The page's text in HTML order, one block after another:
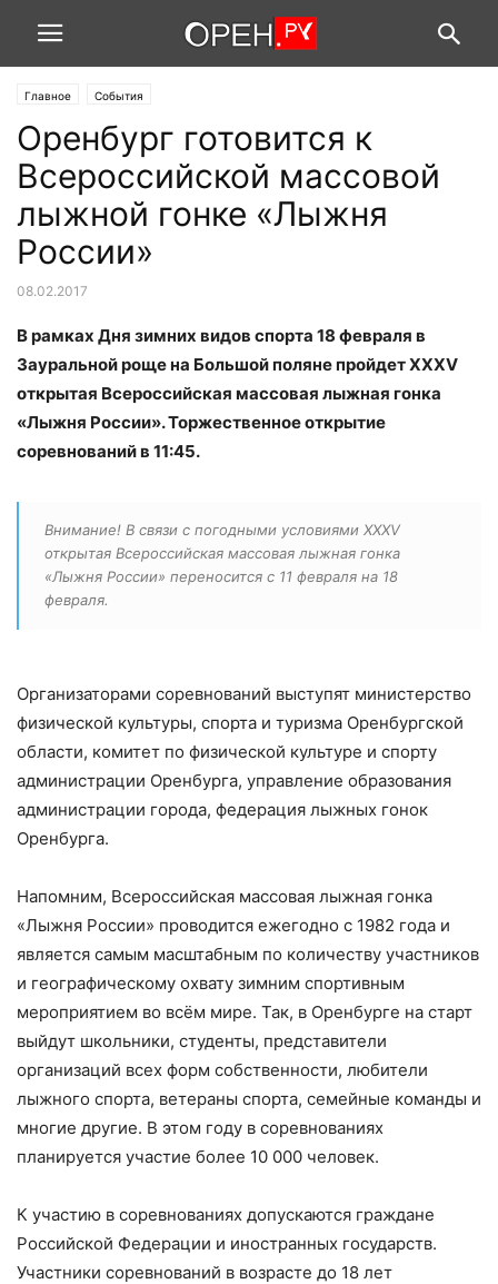
Главное События
Оренбург готовится к
Всероссийской массовой
лыжной гонке «Лыжня
России»
08.02.2017
В рамках Дня зимних видов спорта 18 февраля в
Зауральной роще на Большой поляне пройдет XXXV
открытая Всероссийская массовая лыжная гонка
«Лыжня России». Торжественное открытие
соревнований в 11:45.
Внимание! В связи с погодными условиями XXXV
открытая Всероссийская массовая лыжная гонка
«Лыжня России» переносится с 11 февраля на 18
февраля.
Организаторами соревнований выступят министерство
физической культуры, спорта и туризма Оренбургской
области, комитет по физической культуре и спорту
администрации Оренбурга, управление образования
администрации города, федерация лыжных гонок
Оренбурга.
Напомним, Всероссийская массовая лыжная гонка
«Лыжня России» проводится ежегодно с 1982 года и
является самым масштабным по количеству участников
и географическому охвату зимним спортивным
мероприятием во всём мире. Так, в Оренбурге на старт
выйдут школьники, студенты, представители
организаций всех форм собственности, любители
лыжного спорта, ветераны спорта, семейные команды и
многие другие. В этом году в соревнованиях
планируется участие более 10 000 человек.
К участию в соревнованиях допускаются граждане
Российской Федерации и иностранных государств.
Участники соревнований в возрасте до 18 лет